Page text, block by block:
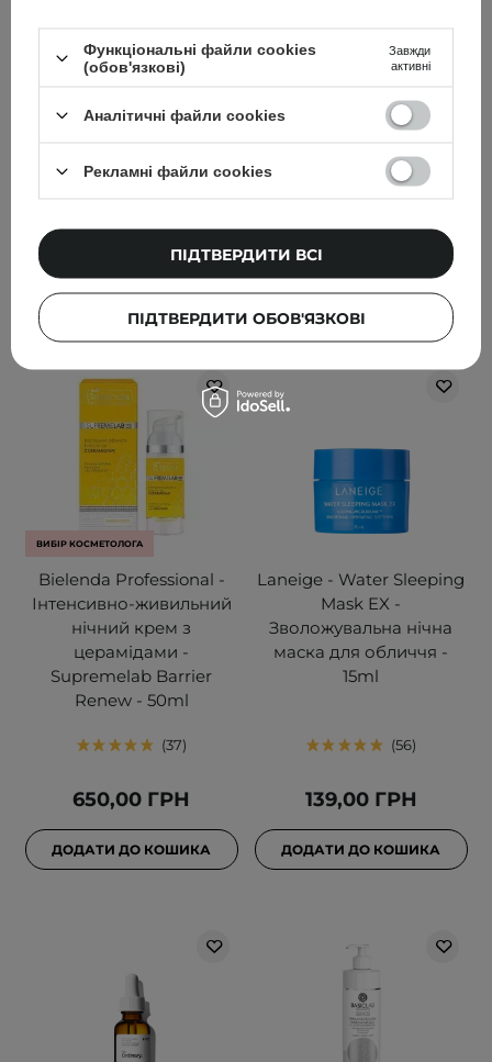
The Ordinary - Salicylic
Acid 2% Masque - Маска
кислотою - 50ml
283
ДОДАТИ ДО КОШИКА
The Ordinary - Squalane
Cleanser - Очищувальна
емульсія зі скваланом -
310
ДОДАТИ ДО КОШИКА
ВИБІР КОСМЕТОЛОГА
Bielenda Professional -
Інтенсивно-живильний
нічний крем з
церамідами -
Supremelab Barrier
Renew - 50ml
37
650,00 ГРН
ДОДАТИ ДО КОШИКА
Laneige - Water Sleeping
Mask EX -
Зволожувальна нічна
маска для обличчя -
15ml
56
139,00 ГРН
ДОДАТИ ДО КОШИКА
Функціональні файли cookies
(обов'язкові)
Завжди
активні
Аналітичні файли cookies
Рекламні файли cookies
ПІДТВЕРДИТИ ОБОВ'ЯЗКОВІ
ПІДТВЕРДИТИ ВСІ